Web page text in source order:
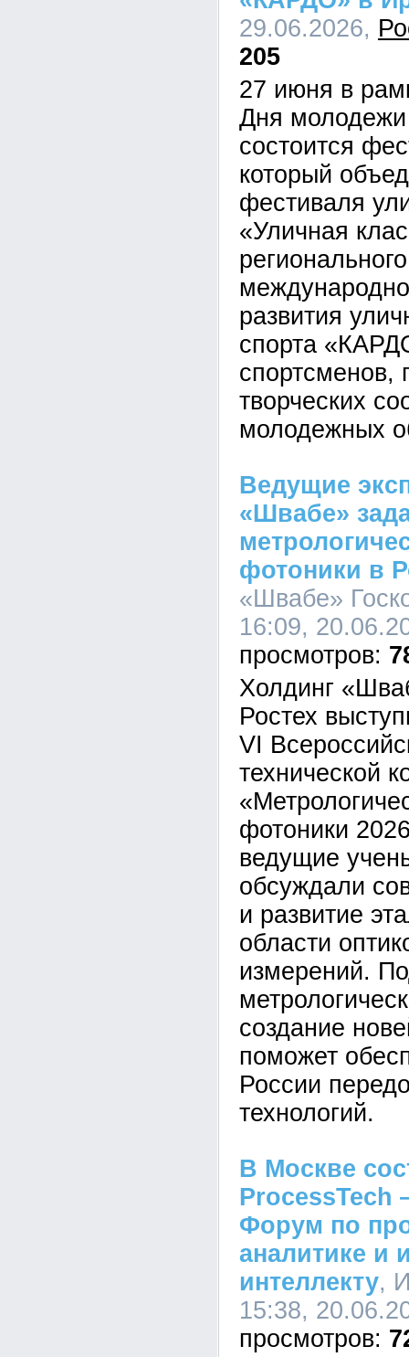
29.06.2026,
205
27 июня в
Дня молодежи
состоится
который
фестиваля
«Уличная
развития
спорта
спортсменов,
творческих
молодежных
Ведущие
«Швабе»
фотоники в
«Швабе»
16:09,
Холдинг
Ростех
VI
технической
фотоники
ведущие
обсуждали
и развитие
области
измерений.
создание
поможет
России
технологий.
В Москве
Форум по
аналитике и
интеллекту,
15:38,